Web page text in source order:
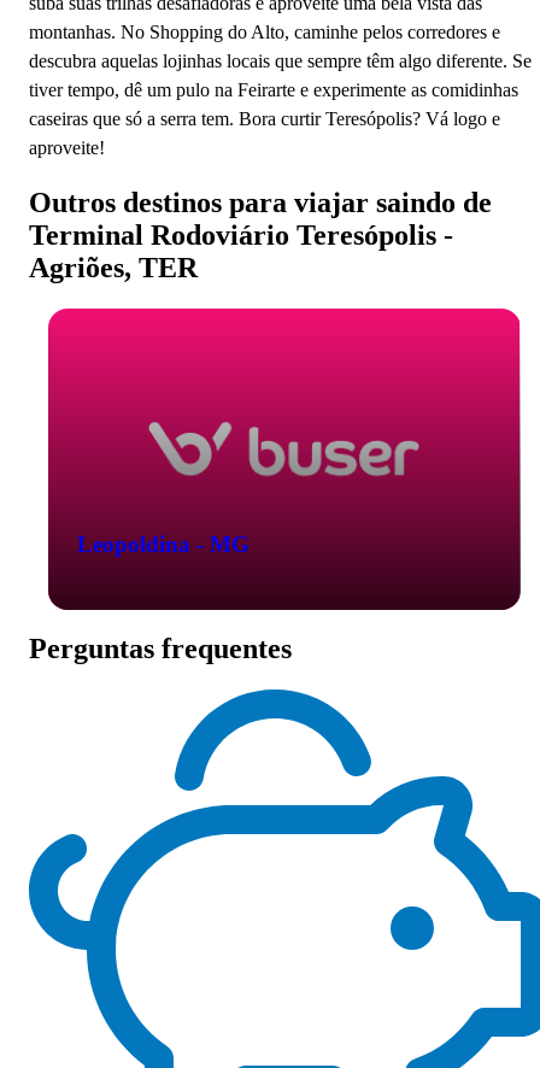
montanhas. No Shopping do Alto, caminhe pelos corredores e
descubra aquelas lojinhas locais que sempre têm algo diferente. Se
tiver tempo, dê um pulo na Feirarte e experimente as comidinhas
caseiras que só a serra tem. Bora curtir Teresópolis? Vá logo e
aproveite!
Outros destinos para viajar saindo de
Terminal Rodoviário Teresópolis -
Agriões, TER
Leopoldina - MG
Perguntas frequentes